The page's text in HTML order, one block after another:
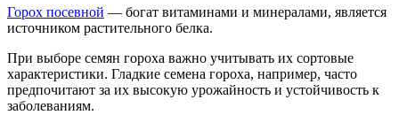
Горох посевной — богат витаминами и минералами, является
источником растительного белка.
При выборе семян гороха важно учитывать их сортовые
характеристики. Гладкие семена гороха, например, часто
предпочитают за их высокую урожайность и устойчивость к
заболеваниям.